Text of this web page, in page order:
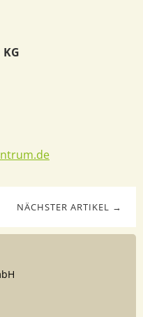
NÄCHSTER ARTIKEL →